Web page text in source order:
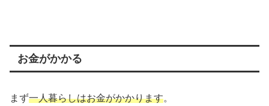
お金がかかる
まず一人暮らしはお金がかかります。